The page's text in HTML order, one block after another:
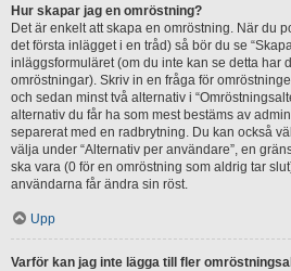
Hur skapar jag en omröstning?
Det är enkelt att skapa en omröstning. När du
det första inlägget i en tråd) så bör du se
inläggsformuläret (om du inte kan se detta har
omröstningar). Skriv in en fråga för
och sedan minst två alternativ i
alternativ du får ha som mest bestäms av
separerat med en radbrytning. Du kan också
välja under “Alternativ per användare”, en
ska vara (0 för en omröstning som aldrig tar
användarna får ändra sin röst.
Upp
Varför kan jag inte lägga till fler